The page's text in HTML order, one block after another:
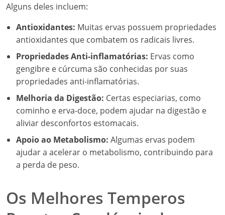
Alguns deles incluem:
Antioxidantes: Muitas ervas possuem propriedades
antioxidantes que combatem os radicais livres.
Propriedades Anti-inflamatórias: Ervas como
gengibre e cúrcuma são conhecidas por suas
propriedades anti-inflamatórias.
Melhoria da Digestão: Certas especiarias, como
cominho e erva-doce, podem ajudar na digestão e
aliviar desconfortos estomacais.
Apoio ao Metabolismo: Algumas ervas podem
ajudar a acelerar o metabolismo, contribuindo para
a perda de peso.
Os Melhores Temperos